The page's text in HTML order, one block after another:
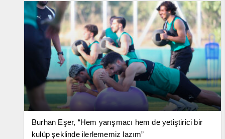
Burhan Eşer, “Hem yarışmacı hem de yetiştirici bir
kulüp şeklinde ilerlememiz lazım”